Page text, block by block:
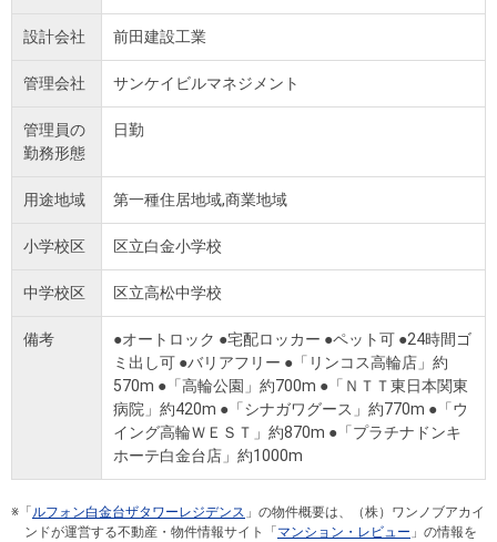
設計会社 前田建設工業
管理会社 サンケイビルマネジメント
管理員の
勤務形態
日勤
用途地域 第一種住居地域,商業地域
小学校区 区立白金小学校
中学校区 区立高松中学校
備考
●オートロック ●宅配ロッカー ●ペット可 ●24時間ゴ
ミ出し可 ●バリアフリー ●「リンコス高輪店」約
570m ●「高輪公園」約700m ●「ＮＴＴ東日本関東
病院」約420m ●「シナガワグース」約770m ●「ウ
イング高輪ＷＥＳＴ」約870m ●「プラチナドンキ
ホーテ白金台店」約1000m
※「 ルフォン白金台ザタワーレジデンス 」の物件概要は、（株）ワンノブアカイ
ンドが運営する不動産・物件情報サイト「 マンション・レビュー 」の情報を